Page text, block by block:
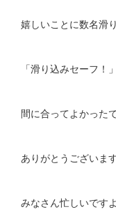
嬉しいことに数名滑
「滑り込みセーフ！」
間に合ってよかった
ありがとうございま
みなさん忙しいです